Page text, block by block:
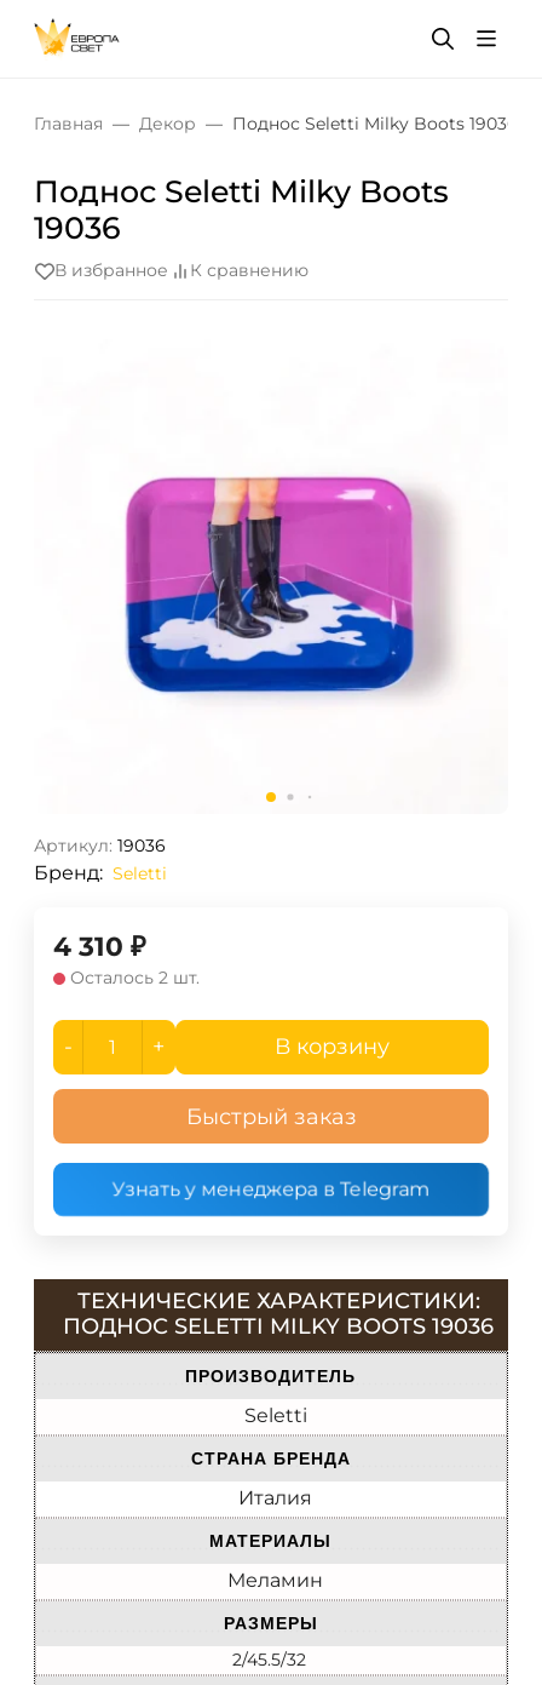
Главная Декор Поднос Seletti Milky Boots 19036
Поднос Seletti Milky Boots
19036
В избранное К сравнению
Артикул: 19036
Бренд: Seletti
4 310 ₽
Осталось 2 шт.
- + В корзину
Быстрый заказ
Узнать у менеджера в Telegram
ТЕХНИЧЕСКИЕ ХАРАКТЕРИСТИКИ:
ПОДНОС SELETTI MILKY BOOTS 19036
ПРОИЗВОДИТЕЛЬ
Seletti
СТРАНА БРЕНДА
Италия
МАТЕРИАЛЫ
Меламин
РАЗМЕРЫ
2/45.5/32